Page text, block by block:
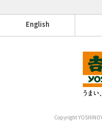
English
Copyright